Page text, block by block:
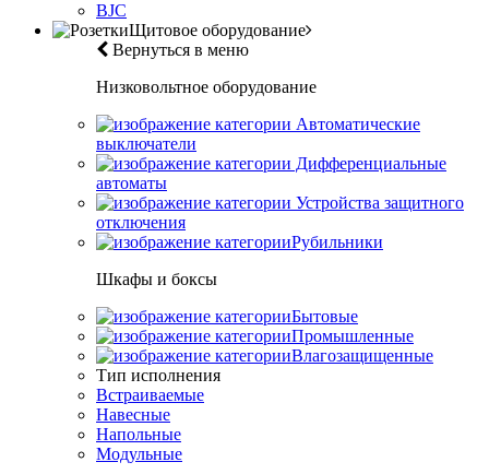
BJC
Щитовое оборудование
Вернуться в меню
Низковольтное оборудование
Автоматические
выключатели
Дифференциальные
автоматы
Устройства защитного
отключения
Рубильники
Шкафы и боксы
Бытовые
Промышленные
Влагозащищенные
Тип исполнения
Встраиваемые
Навесные
Напольные
Модульные